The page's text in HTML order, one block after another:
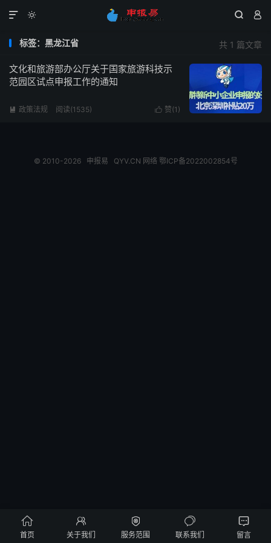
  

共 1 篇文章
标签：黑龙江省
文化和旅游部办公厅关于国家旅游科技示
范园区试点申报工作的通知
 赞(1 )
 政策法规 阅读(1535)
© 2010-2026 申报易 QYV.CN 网络 鄂ICP备2022002854号

首页

关于我们

服务范围

联系我们

留言